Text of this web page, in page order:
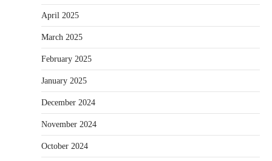
April 2025
March 2025
February 2025
January 2025
December 2024
November 2024
October 2024